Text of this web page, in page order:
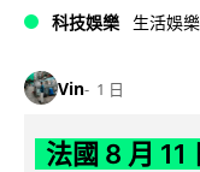
科技娛樂 生活娛樂
Vin 1 日
法國 8 月 11